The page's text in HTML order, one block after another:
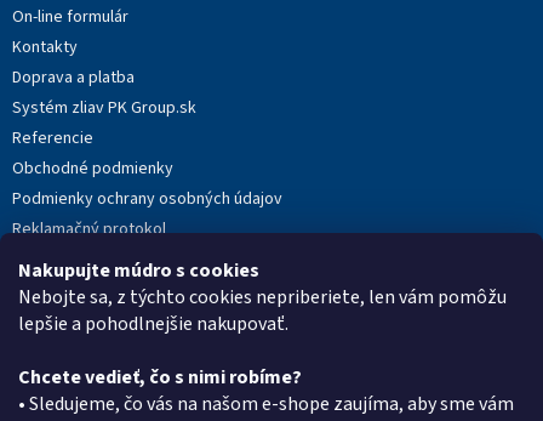
Nakupujte múdro s cookies
Nebojte sa, z týchto cookies nepriberiete, len vám pomôžu
lepšie a pohodlnejšie nakupovať.
Chcete vedieť, čo s nimi robíme?
• Sledujeme, čo vás na našom e-shope zaujíma, aby sme vám
On-line formulár
Kontakty
Doprava a platba
Systém zliav PK Group.sk
Referencie
Obchodné podmienky
Podmienky ochrany osobných údajov
Reklamačný protokol
Novinky
Moja objednávka
Kontakt